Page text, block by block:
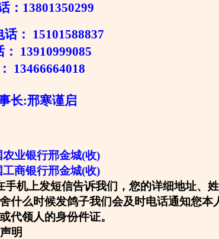
13801350299
： 15101588837
13910999085
:邢寒谨启
农业银行邢金城(收)
商银行邢金城(收)
机上发短信告诉我们，您的详细地址、
什么时候发鸽子我们会及时电话通知您本
代领人的身份件证。
明